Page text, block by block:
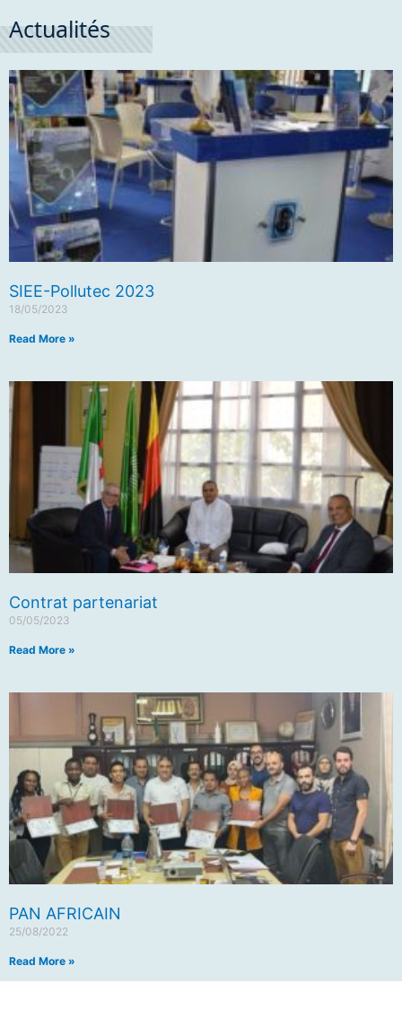
Actualités
SIEE-Pollutec 2023
18/05/2023
Read More »
Contrat partenariat
05/05/2023
Read More »
PAN AFRICAIN
25/08/2022
Read More »